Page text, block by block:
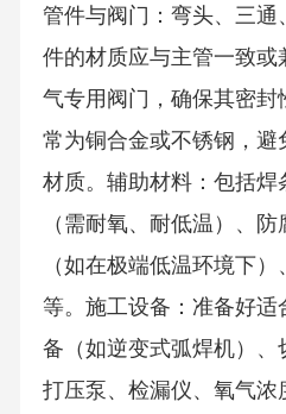
管件与阀门：弯头、三通
件的材质应与主管一致或
气专用阀门，确保其密封
常为铜合金或不锈钢，避
材质。辅助材料：包括焊
（需耐氧、耐低温）、
（如在极端低温环境下
等。施工设备：准备好适
备（如逆变式弧焊机）、
打压泵、检漏仪、氧气浓